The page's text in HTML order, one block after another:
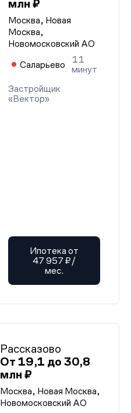
млн ₽
Москва, Новая
Москва,
Новомосковский АО
Саларьево
11
минут
Застройщик
«Вектор»
Ипотека от
47 957 ₽/
мес.
Рассказово
От 19,1 до 30,8
млн ₽
Москва, Новая Москва,
Новомосковский АО